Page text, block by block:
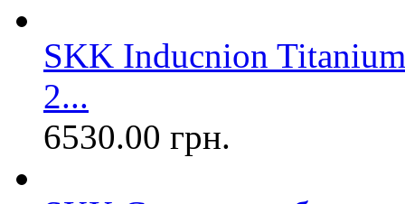
SKK Inducnion
2...
6530.00 грн.